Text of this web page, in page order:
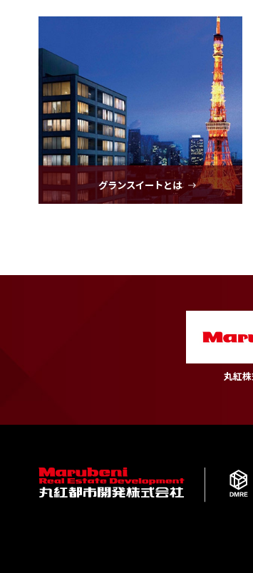
グランスイートとは
丸紅